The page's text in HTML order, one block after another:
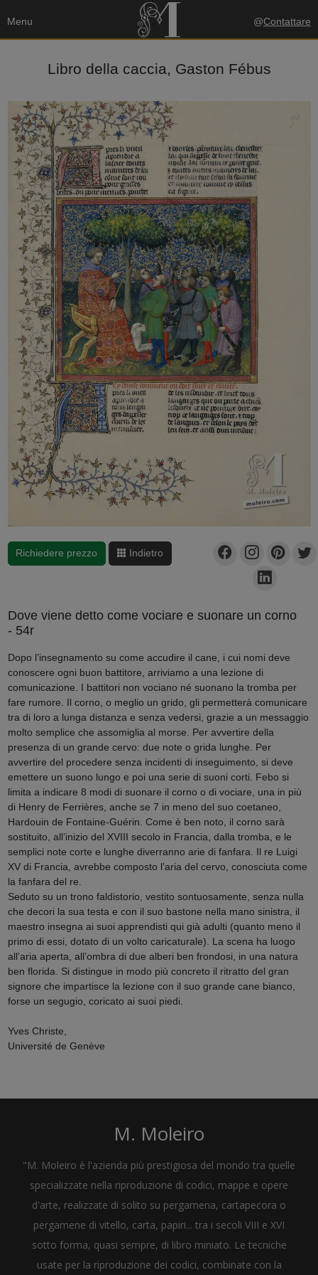
Menu @Contattare
Libro della caccia, Gaston Fébus
Richiedere prezzo Indietro
Dove viene detto come vociare e suonare un corno
- 54r
Dopo l’insegnamento su come accudire il cane, i cui nomi deve
conoscere ogni buon battitore, arriviamo a una lezione di
comunicazione. I battitori non vociano né suonano la tromba per
fare rumore. Il corno, o meglio un grido, gli permetterà comunicare
tra di loro a lunga distanza e senza vedersi, grazie a un messaggio
molto semplice che assomiglia al morse. Per avvertire della
presenza di un grande cervo: due note o grida lunghe. Per
avvertire del procedere senza incidenti di inseguimento, si deve
emettere un suono lungo e poi una serie di suoni corti. Febo si
limita a indicare 8 modi di suonare il corno o di vociare, una in più
di Henry de Ferrières, anche se 7 in meno del suo coetaneo,
Hardouin de Fontaine-Guérin. Come è ben noto, il corno sarà
sostituito, all’inizio del XVIII secolo in Francia, dalla tromba, e le
semplici note corte e lunghe diverranno arie di fanfara. Il re Luigi
XV di Francia, avrebbe composto l’aria del cervo, conosciuta come
la fanfara del re.
Seduto su un trono faldistorio, vestito sontuosamente, senza nulla
che decori la sua testa e con il suo bastone nella mano sinistra, il
maestro insegna ai suoi apprendisti qui già adulti (quanto meno il
primo di essi, dotato di un volto caricaturale). La scena ha luogo
all’aria aperta, all’ombra di due alberi ben frondosi, in una natura
ben florida. Si distingue in modo più concreto il ritratto del gran
signore che impartisce la lezione con il suo grande cane bianco,
forse un segugio, coricato ai suoi piedi.
Yves Christe,
Université de Genève
M. Moleiro
"M. Moleiro è l'azienda più prestigiosa del mondo tra quelle
specializzate nella riproduzione di codici, mappe e opere
d'arte, realizzate di solito su pergamena, cartapecora o
pergamene di vitello, carta, papiri... tra i secoli VIII e XVI
sotto forma, quasi sempre, di libro miniato. Le tecniche
usate per la riproduzione dei codici, combinate con la